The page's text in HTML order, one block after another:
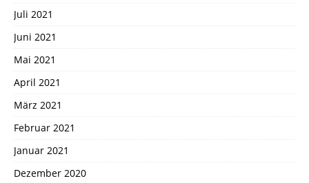
Juli 2021
Juni 2021
Mai 2021
April 2021
März 2021
Februar 2021
Januar 2021
Dezember 2020